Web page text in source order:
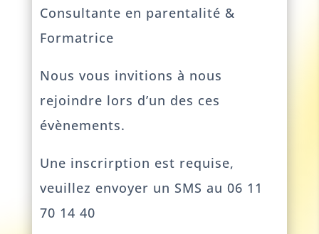
Consultante en parentalité &
Formatrice
Nous vous invitions à nous
rejoindre lors d’un des ces
évènements.
Une inscrirption est requise,
veuillez envoyer un SMS au 06 11
70 14 40